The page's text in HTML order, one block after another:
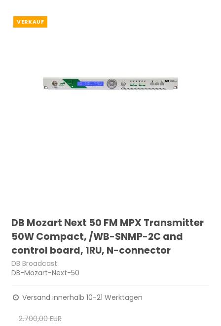
VERKAUF
DB Mozart Next 50 FM MPX Transmitter
50W Compact, /WB-SNMP-2C and
control board, 1RU, N-connector
DB Broadcast
DB-Mozart-Next-50
Versand innerhalb 10-21 Werktagen
2.700,00 EUR